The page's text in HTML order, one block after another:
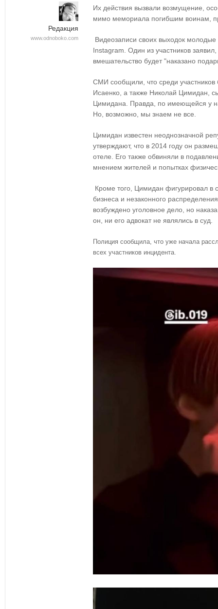
Редакция
www.odnoboko.com
Их действия вызвали возмущение,
мимо мемориала погибшим воинам,
Видеозаписи своих выходок
Instagram. Один из участников
вмешательство будет "наказано
СМИ сообщили, что среди
Исаенко, а также Николай Цимидан,
Цимидана. Правда, по имеющейся у
Но, возможно, мы знаем не все.
Цимидан известен неоднозначной
утверждают, что в 2014 году он
отеле. Его также обвиняли в
мнением жителей и попытках
Кроме того, Цимидан фигурировал в
бизнеса и незаконного
возбуждено уголовное дело, но
он, ни его адвокат не являлись в суд.
Полиция сообщила, что уже начала
всех участников инцидента.